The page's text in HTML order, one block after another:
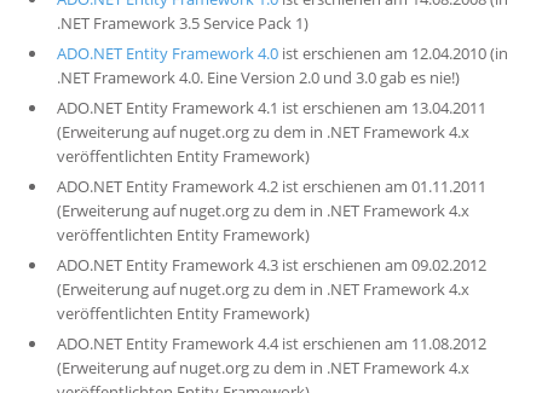
.NET Framework 3.5 Service Pack 1)
ADO.NET Entity Framework 4.0ist erschienen am 12.04.2010 (in
.NET Framework 4.0. Eine Version 2.0 und 3.0 gab es nie!)
ADO.NET Entity Framework 4.1 ist erschienen am 13.04.2011
(Erweiterung auf nuget.org zu dem in .NET Framework 4.x
veröffentlichten Entity Framework)
ADO.NET Entity Framework 4.2 ist erschienen am 01.11.2011
(Erweiterung auf nuget.org zu dem in .NET Framework 4.x
veröffentlichten Entity Framework)
ADO.NET Entity Framework 4.3 ist erschienen am 09.02.2012
(Erweiterung auf nuget.org zu dem in .NET Framework 4.x
veröffentlichten Entity Framework)
ADO.NET Entity Framework 4.4 ist erschienen am 11.08.2012
(Erweiterung auf nuget.org zu dem in .NET Framework 4.x